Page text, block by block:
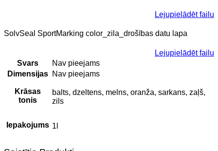
Lejupielādēt failu
SolvSeal SportMarking color_zila_drošības datu lapa
Lejupielādēt failu
Svars
Nav pieejams
Dimensijas Nav pieejams
Krāsas
tonis
balts, dzeltens, melns, oranža, sarkans, zaļš,
zils
Iepakojums 1l